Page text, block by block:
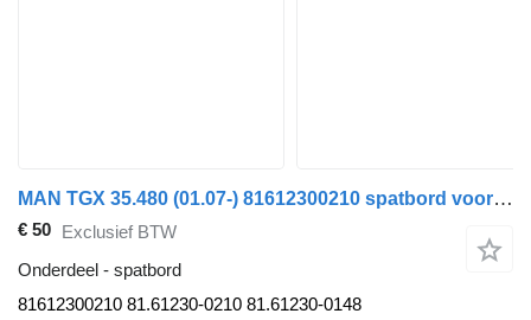
MAN TGX 35.480 (01.07-) 81612300210 spatbord voor MAN TGL, TGM, TGS, TGX (2005-2021) trekker
€ 50 Exclusief BTW
Onderdeel - spatbord
81612300210 81.61230-0210 81.61230-0148